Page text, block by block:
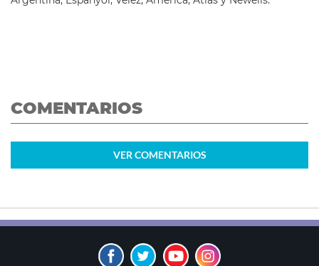
COMENTARIOS
VER COMENTARIOS